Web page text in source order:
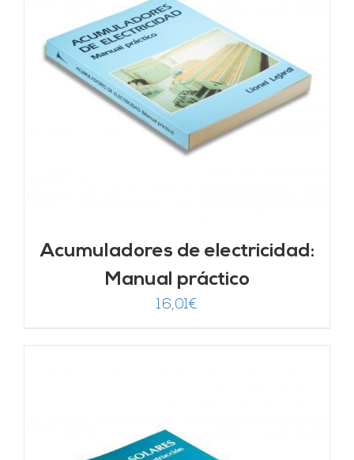
Acumuladores de electricidad:
Manual práctico
16,01€